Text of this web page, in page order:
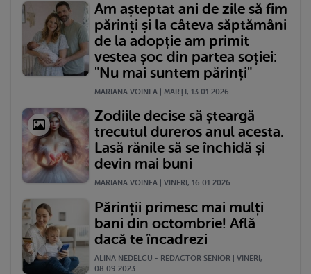
Am așteptat ani de zile să fim
părinți și la câteva săptămâni
de la adopție am primit
vestea șoc din partea soției:
"Nu mai suntem părinți"
MARIANA VOINEA | MARŢI, 13.01.2026
Zodiile decise să șteargă
trecutul dureros anul acesta.
Lasă rănile să se închidă și
devin mai buni
MARIANA VOINEA | VINERI, 16.01.2026
Părinții primesc mai mulți
bani din octombrie! Află
dacă te încadrezi
ALINA NEDELCU - REDACTOR SENIOR | VINERI,
08.09.2023